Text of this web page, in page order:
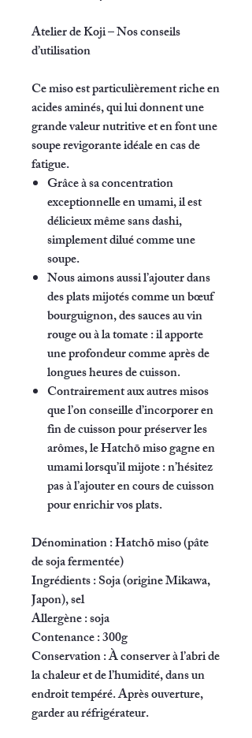
Atelier de Koji – Nos conseils
d’utilisation
Ce miso est particulièrement riche en
acides aminés, qui lui donnent une
grande valeur nutritive et en font une
soupe revigorante idéale en cas de
fatigue.
Grâce à sa concentration
exceptionnelle en umami, il est
délicieux mêmesans dashi,
simplement dilué comme une
soupe.
Nous aimons aussi l’ajouter dans
des plats mijotés comme unbœuf
bourguignon, des sauces au vin
rouge ou à la tomate : il apporte
uneprofondeur comme après de
longues heures de cuisson.
Contrairement aux autres misos
que l’on conseille d’incorporer en
fin de cuisson pour préserver les
arômes, le Hatchō misogagne en
umami lorsqu’il mijote: n’hésitez
pas à l’ajouteren cours de cuisson
pour enrichir vos plats.
Dénomination: Hatchō miso (pâte
de soja fermentée)
Ingrédients: Soja (origine Mikawa,
Japon), sel
Allergène: soja
Contenance: 300g
Conservation: À conserver à l’abri de
la chaleur et de l’humidité, dans un
endroit tempéré. Après ouverture,
garder au réfrigérateur.